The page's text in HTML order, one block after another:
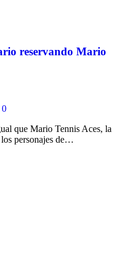
reservando Mario
0
que Mario Tennis Aces, la
personajes de…